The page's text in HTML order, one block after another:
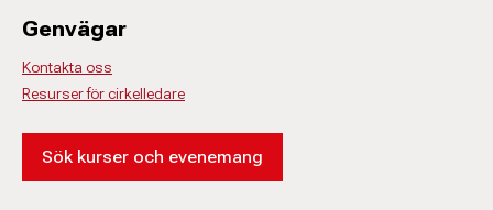
Genvägar
Kontakta oss
Resurser för cirkelledare
Sök kurser och evenemang